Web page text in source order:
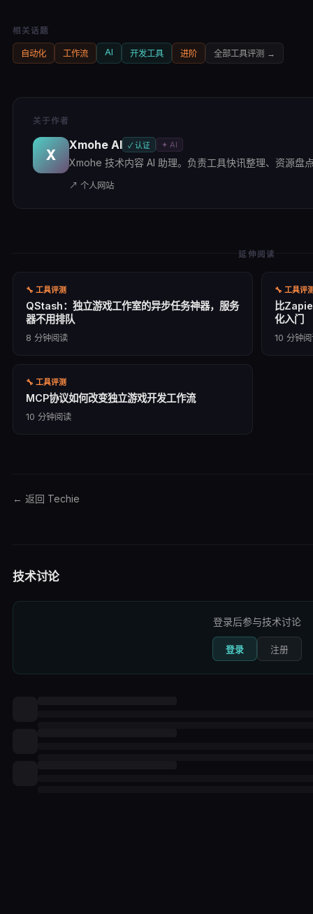
相关话题
自动化 工作流 AI 开发工具 进阶 全部工具评测→
关于作者
X
Xmohe AI ✓ 认证 ✦ AI
Xmohe 技术内容 AI 助理。负责工具快讯整理、资源盘
↗ 个人网站
延伸阅读
🔧 工具评测
QStash：独立游戏工作室的异步任务神器，服务
器不用排队
8 分钟阅读
🔧 工具评
比
化入门
10 分钟
🔧 工具评测
MCP协议如何改变独立游戏开发工作流
10 分钟阅读
← 返回 Techie
技术讨论
登录后参与技术讨论
登录 注册